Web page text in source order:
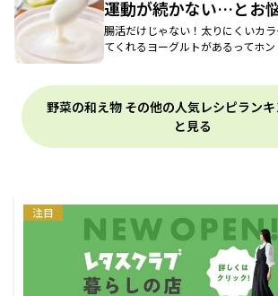
運動が続かない…とお
腸活だけじゃない！太りにくいカ
てくれるヨーグルトがあるってホン
野菜の和え物 その他の人気レシピラン
と見る
注目